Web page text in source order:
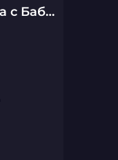
Упоротая наука с Бабаем Лютым